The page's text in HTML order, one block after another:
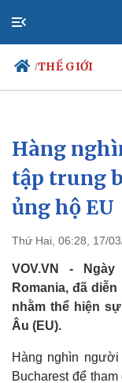
/THẾ GIỚI
Chính trị
Đảng
Tổ chức nhân sự
Quốc hội
Nhận diện sự thật
Hàng
tập trung
ủng hộ EU
Thứ Hai, 06:28, 17/
VOV.VN -
Romania, đã
nhằm thể hiện
Âu (EU).
Hàng nghìn
Bucharest để